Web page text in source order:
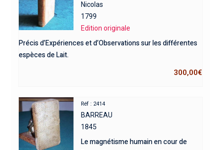
Nicolas
1799
Edition originale
Précis d’Expériences et d’Observations sur les différentes
espèces de Lait.
300,00€
Réf : 2414
BARREAU
1845
Le magnétisme humain en cour de